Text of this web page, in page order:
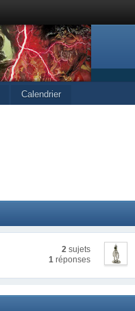
Calendrier
2 sujets
1 réponses